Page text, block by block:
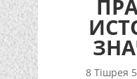
8 Тішрея